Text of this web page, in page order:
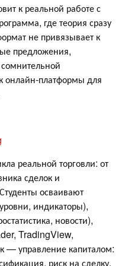
к реальной работе с
где теория сразу
не привязывает к
предложения,
онлайн‑платформы для
реальной торговли: от
сделок и
осваивают
индикаторы),
новости),
TradingView,
— управление капиталом:
риск на сделку,